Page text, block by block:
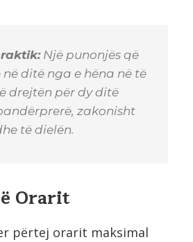
Një punonjës që
në ditë nga e hëna në të
drejtën për dy ditë
zakonisht
të dielën.
Orarit
përtej orarit maksimal